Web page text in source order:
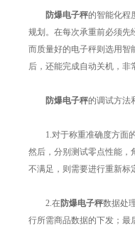
防爆电子秤的智能化程
规划。在每次承重前必须先
而质量好的电子秤则选用智
后，还能完成自动关机，非
防爆电子秤的调试方法
1.对于称重准确度方面的
然后，分别测试零点性能，
不满足，则需要进行重新标
2.在防爆电子秤数据处
行所需商品数据的下发；最